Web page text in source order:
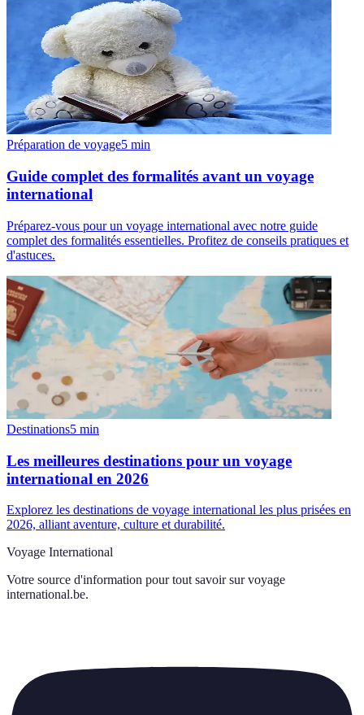
Préparation de voyage5 min
Guide complet des formalités avant un voyage
international
Préparez-vous pour un voyage international avec notre guide
complet des formalités essentielles. Profitez de conseils pratiques et
d'astuces.
Destinations5 min
Les meilleures destinations pour un voyage
international en 2026
Explorez les destinations de voyage international les plus prisées en
2026, alliant aventure, culture et durabilité.
Voyage International
Votre source d'information pour tout savoir sur voyage
international.be.